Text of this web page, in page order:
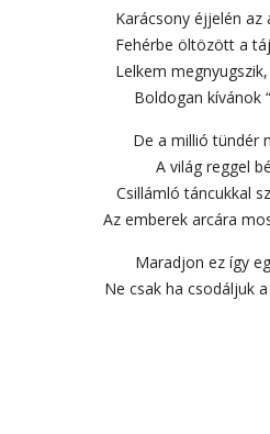
Karácsony éjjelén az
Fehérbe öltözött a
Lelkem
Boldogan kívánok
De a millió tündér
A világ reggel
Csillámló táncukkal
Az emberek arcára
Maradjon ez így
Ne csak ha csodáljuk